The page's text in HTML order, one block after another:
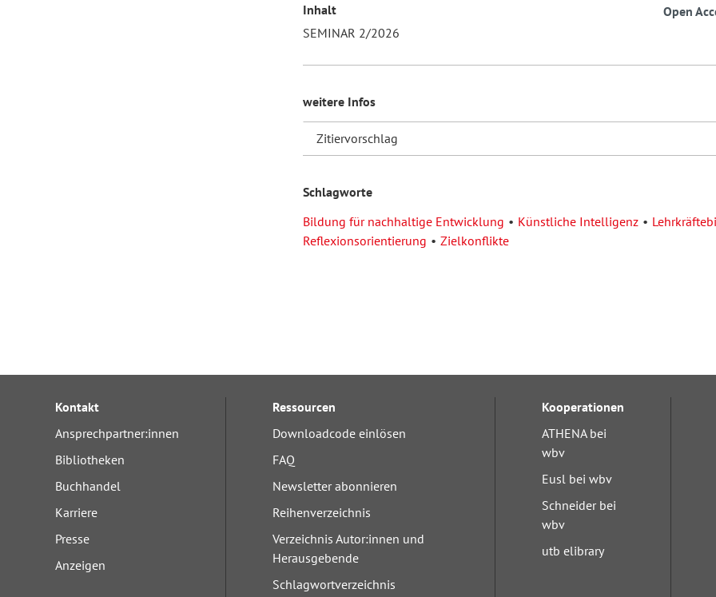
Inhalt
SEMINAR 2/2026
Open
weitere Infos
Zitiervorschlag
Schlagworte
Bildung für nachhaltige Entwicklung
Künstliche Intelligenz
Reflexionsorientierung
Zielkonflikte
Kontakt
Ansprechpartner:innen
Bibliotheken
Buchhandel
Karriere
Presse
Anzeigen
Ressourcen
Downloadcode einlösen
FAQ
Newsletter abonnieren
Reihenverzeichnis
Verzeichnis Autor:innen und
Herausgebende
Schlagwortverzeichnis
Kooperationen
ATHENA bei
wbv
Eusl bei wbv
Schneider bei
wbv
utb elibrary